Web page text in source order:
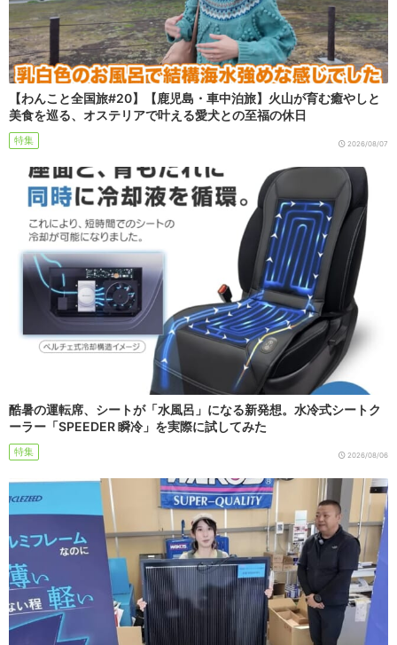
【わんこと全国旅#20】【鹿児島・車中泊旅】火山が育む癒やしと
美食を巡る、オステリアで叶える愛犬との至福の休日
特集 2026/08/07
酷暑の運転席、シートが「水風呂」になる新発想。水冷式シートク
ーラー「SPEEDER 瞬冷」を実際に試してみた
特集 2026/08/06